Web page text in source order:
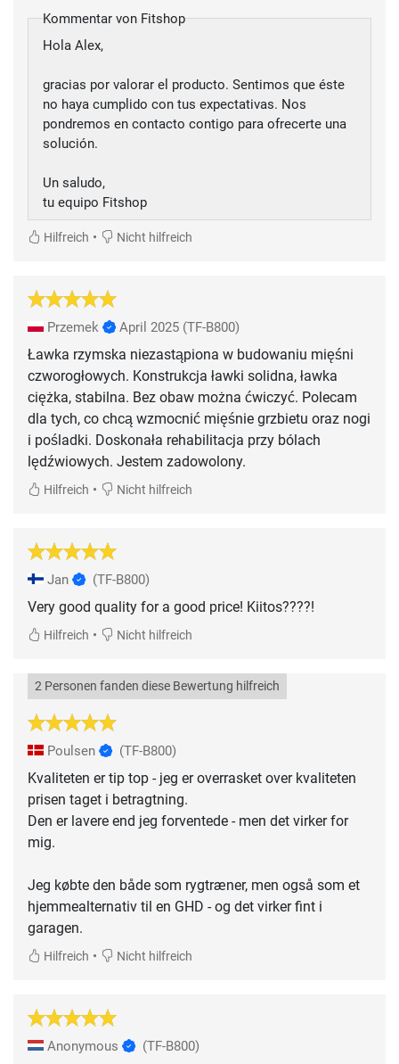
Kommentar von Fitshop
Hola Alex,
gracias por valorar el producto. Sentimos que éste
no haya cumplido con tus expectativas. Nos
pondremos en contacto contigo para ofrecerte una
solución.
Un saludo,
tu equipo Fitshop
Hilfreich • Nicht hilfreich
Przemek April 2025 (TF-B800)
Ławka rzymska niezastąpiona w budowaniu mięśni
czworogłowych. Konstrukcja ławki solidna, ławka
ciężka, stabilna. Bez obaw można ćwiczyć. Polecam
dla tych, co chcą wzmocnić mięśnie grzbietu oraz nogi
i pośladki. Doskonała rehabilitacja przy bólach
lędźwiowych. Jestem zadowolony.
Hilfreich • Nicht hilfreich
Jan (TF-B800)
Very good quality for a good price! Kiitos????!
Hilfreich • Nicht hilfreich
2 Personen fanden diese Bewertung hilfreich
Poulsen (TF-B800)
Kvaliteten er tip top - jeg er overrasket over kvaliteten
prisen taget i betragtning.
Den er lavere end jeg forventede - men det virker for
mig.
Jeg købte den både som rygtræner, men også som et
hjemmealternativ til en GHD - og det virker fint i
garagen.
Hilfreich • Nicht hilfreich
Anonymous (TF-B800)